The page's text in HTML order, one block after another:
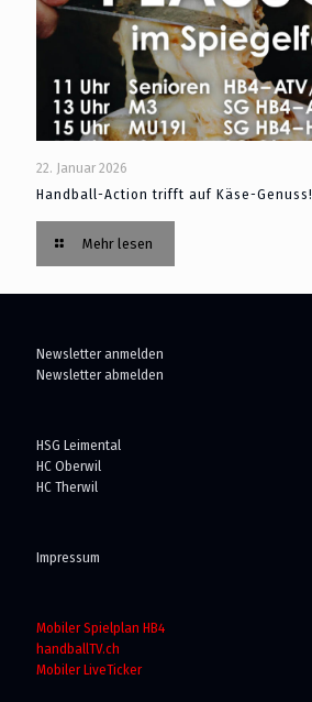
22. Januar 2026
Handball-Action trifft auf Käse-Genuss!
Mehr lesen
Newsletter anmelden
Newsletter abmelden
HSG Leimental
HC Oberwil
HC Therwil
Impressum
Mobiler Spielplan HB4
handballTV.ch
Mobiler LiveTicker